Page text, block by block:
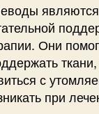
Они
с
при